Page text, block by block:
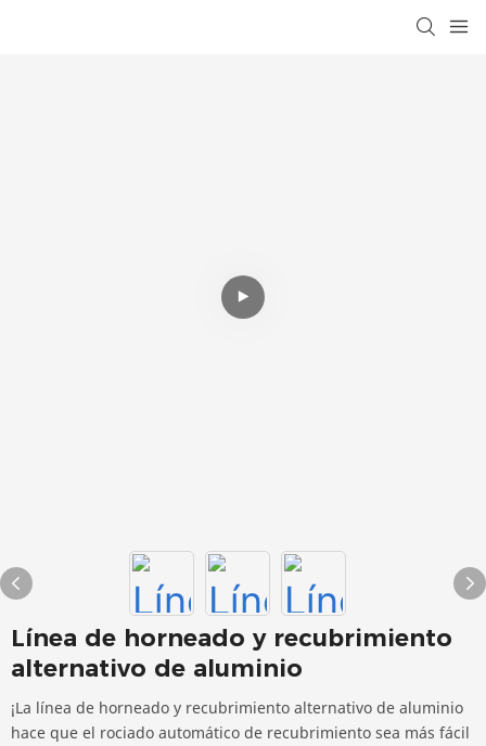
Línea de horneado y recubrimiento
alternativo de aluminio
¡La línea de horneado y recubrimiento alternativo de aluminio
hace que el rociado automático de recubrimiento sea más fácil